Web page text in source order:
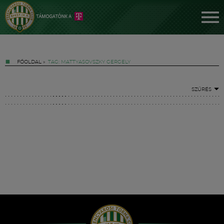
FŐOLDAL » TAG: MATTYASOVSZKY GERGELY
SZŰRÉS
Hírek